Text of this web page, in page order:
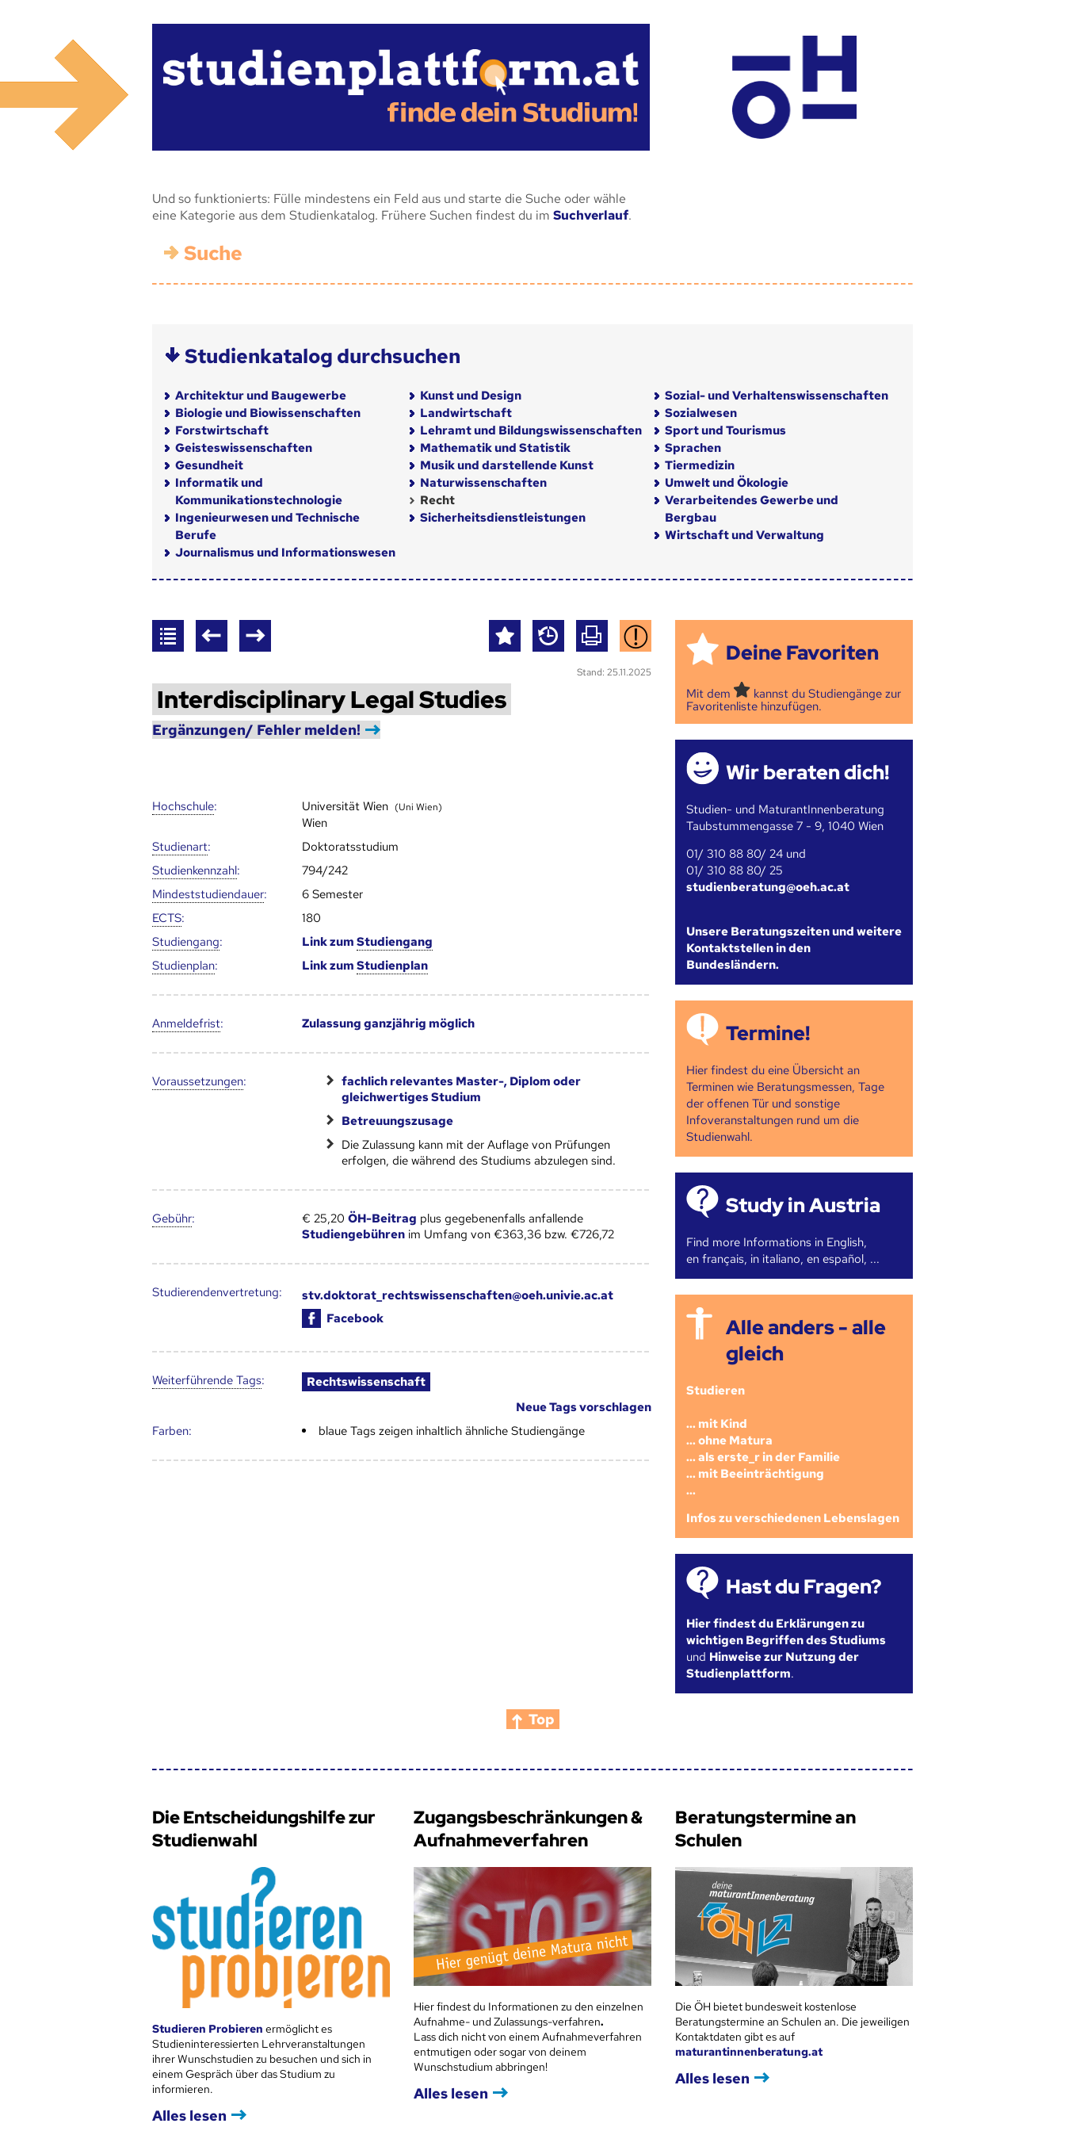
Und so funktionierts: Fülle mindestens ein Feld aus und starte die Suche oder wähle
eine Kategorie aus dem Studienkatalog. Frühere Suchen findest du im Suchverlauf.
Suche
Studienkatalog durchsuchen
Architektur und Baugewerbe
Biologie und Biowissenschaften
Forstwirtschaft
Geisteswissenschaften
Gesundheit
Informatik und
Kommunikationstechnologie
Ingenieurwesen und Technische
Berufe
Journalismus und Informationswesen
Kunst und Design
Landwirtschaft
Lehramt und Bildungswissenschaften
Mathematik und Statistik
Musik und darstellende Kunst
Naturwissenschaften
Recht
Sicherheitsdienstleistungen
Sozial- und Verhaltenswissenschaften
Sozialwesen
Sport und Tourismus
Sprachen
Tiermedizin
Umwelt und Ökologie
Verarbeitendes Gewerbe und
Bergbau
Wirtschaft und Verwaltung
Stand: 25.11.2025
Interdisciplinary Legal Studies
Ergänzungen/ Fehler melden!
Hoch­schule: Universität Wien (Uni Wien)
Wien
Studienart:
Doktoratsstudium
Studien­kenn­zahl:
794/242
Mindest­studien­dauer:
6 Semester
ECTS:
180
Studien­gang: Link zum Studien­gang
Studien­plan: Link zum Studien­plan
Anmelde­frist: Zulassung ganzjährig möglich
Voraus­setzungen:
fachlich relevantes Master-, Diplom oder
gleichwertiges Studium
Betreuungszusage
Die Zulassung kann mit der Auflage von Prüfungen
erfolgen, die während des Studiums abzulegen sind.
Gebühr: € 25,20 ÖH-Beitrag plus gegebenenfalls anfallende
Studiengebührenim Umfang von €363,36 bzw. €726,72
Studierendenvertretung:
stv.doktorat_rechtswissenschaften@oeh.univie.ac.at
Facebook
Weiter­führende Tags:
Rechtswissenschaft
Neue Tags vorschlagen
Farben:
blaue Tags zeigen inhaltlich ähnliche Studiengänge
Deine Favoriten
Mit dem
kannst du Studiengänge zur
Favoritenliste hinzufügen.
Wir beraten dich!
Studien- und MaturantInnenberatung
Taubstummengasse 7 - 9, 1040 Wien
01/ 310 88 80/ 24 und
01/ 310 88 80/ 25
studienberatung@oeh.ac.at
Unsere Beratungszeiten und weitere
Kontaktstellen in den
Bundesländern.
Termine!
Hier findest du eine Übersicht an
Terminen wie Beratungsmessen, Tage
der offenen Tür und sonstige
Infoveranstaltungen rund um die
Studienwahl.
Study in Austria
Find more Informations in English,
en français, in italiano, en español, ...
Alle anders - alle
gleich
Studieren
... mit Kind
... ohne Matura
... als erste_r in der Familie
... mit Beeinträchtigung
...
Infos zu verschiedenen Lebenslagen
Hast du Fragen?
Hier findest du Erklärungen zu
wichtigen Begriffen des Studiums
und Hinweise zur Nutzung der
Studienplattform.
Top
Die Entscheidungshilfe zur
Studienwahl
Studieren Probieren ermöglicht es
Studieninteressierten Lehrveranstaltungen
ihrer Wunschstudien zu besuchen und sich in
einem Gespräch über das Studium zu
informieren.
Alles lesen
Zugangsbeschränkungen &
Aufnahmeverfahren
Hier findest du Informationen zu den einzelnen
Aufnahme- und Zulassungs-verfahren.
Lass dich nicht von einem Aufnahmeverfahren
entmutigen oder sogar von deinem
Wunschstudium abbringen!
Alles lesen
Beratungstermine an
Schulen
Die ÖH bietet bundesweit kostenlose
Beratungstermine an Schulen an. Die jeweiligen
Kontaktdaten gibt es auf
maturantinnenberatung.at
Alles lesen